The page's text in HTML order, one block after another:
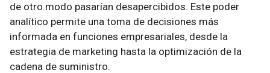
de otro modo pasarían desapercibidos. Este poder
analítico permite una toma de decisiones más
informada en funciones empresariales, desde la
estrategia de marketing hasta la optimización de la
cadena de suministro.